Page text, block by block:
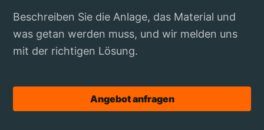
Beschreiben Sie die Anlage, das Material und
was getan werden muss, und wir melden uns
mit der richtigen Lösung.
Angebot anfragen